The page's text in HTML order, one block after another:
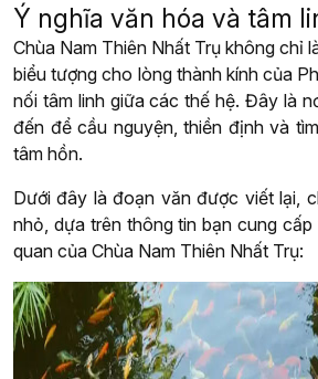
Ý nghĩa văn hóa và tâm
Chùa Nam Thiên Nhất Trụ không chỉ
biểu tượng cho lòng thành kính của
nối tâm linh giữa các thế hệ. Đây là
đến để cầu nguyện, thiền định và
tâm hồn.
Dưới đây là đoạn văn được viết lại,
nhỏ, dựa trên thông tin bạn cung
quan của Chùa Nam Thiên Nhất Trụ: